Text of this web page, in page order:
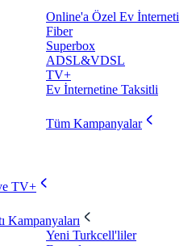
Online'a Özel Ev İnterneti
Fiber
Superbox
ADSL&VDSL
TV+
Ev İnternetine Taksitli
Tüm Kampanyalar
TV+
Kampanyaları
Yeni Turkcell'liler